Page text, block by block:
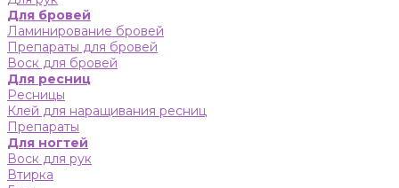
Для бровей
Ламинирование бровей
Препараты для бровей
Воск для бровей
Для ресниц
Ресницы
Клей для наращивания ресниц
Препараты
Для ногтей
Воск для рук
Втирка